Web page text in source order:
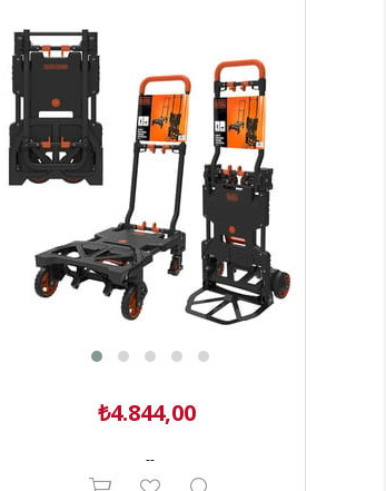
₺4.844,00
--